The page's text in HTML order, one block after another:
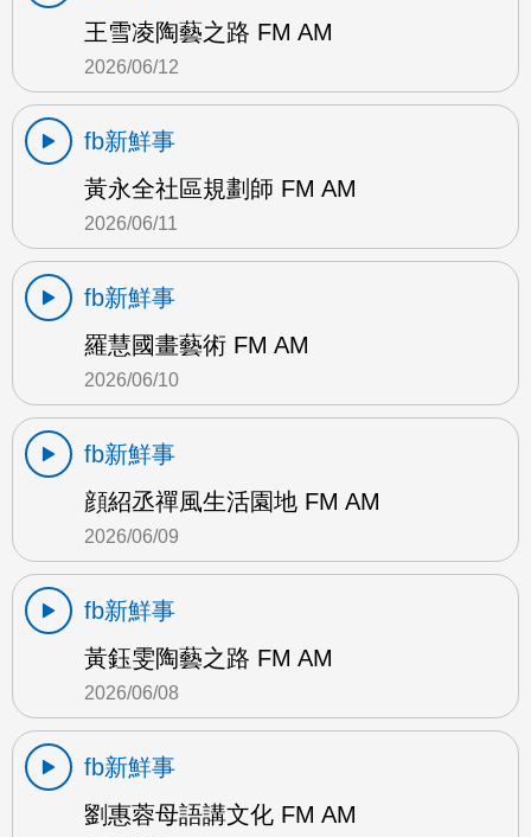
王雪凌陶藝之路 FM AM
2026/06/12
fb新鮮事
黃永全社區規劃師 FM AM
2026/06/11
fb新鮮事
羅慧國畫藝術 FM AM
2026/06/10
fb新鮮事
顔紹丞禪風生活園地 FM AM
2026/06/09
fb新鮮事
黃鈺雯陶藝之路 FM AM
2026/06/08
fb新鮮事
劉惠蓉母語講文化 FM AM